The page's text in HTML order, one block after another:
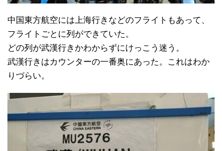
中国東方航空には上海行きなどのフライトもあって、
フライトごとに列ができていた。
どの列が武漢行きかわからずにけっこう迷う。
武漢行きはカウンターの一番奥にあった。これはわか
りづらい。